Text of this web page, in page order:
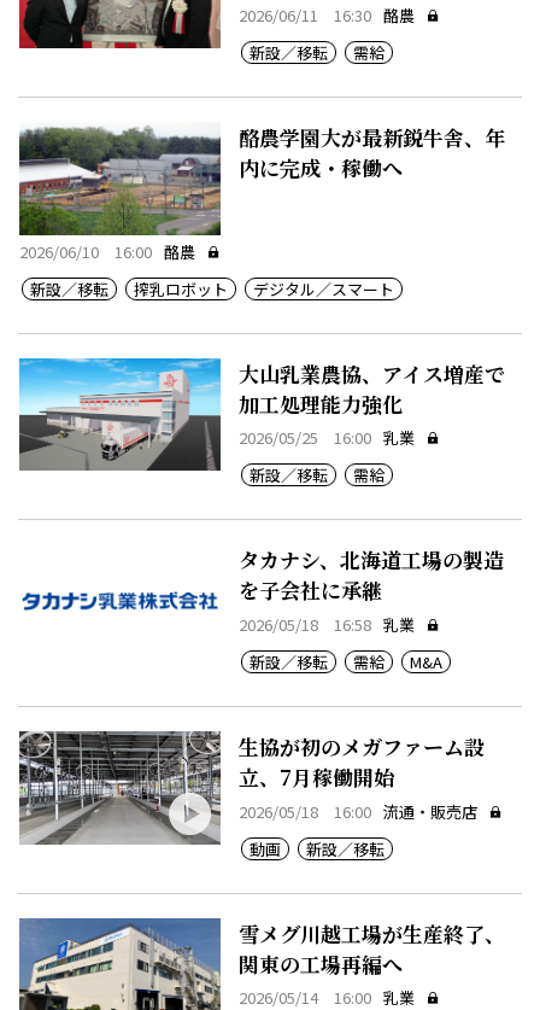
能強化へ
2026/06/11 16:30 酪農
新設／移転
需給
酪農学園大が最新鋭牛舎、年
内に完成・稼働へ
2026/06/10 16:00 酪農
新設／移転
搾乳ロボット デジタル／スマート
大山乳業農協、アイス増産で
加工処理能力強化
2026/05/25 16:00 乳業
新設／移転
需給
タカナシ、北海道工場の製造
を子会社に承継
2026/05/18 16:58 乳業
新設／移転
需給 M&A
生協が初のメガファーム設
立、7月稼働開始
2026/05/18 16:00 流通・販売店
動画
新設／移転
雪メグ川越工場が生産終了、
関東の工場再編へ
2026/05/14 16:00 乳業